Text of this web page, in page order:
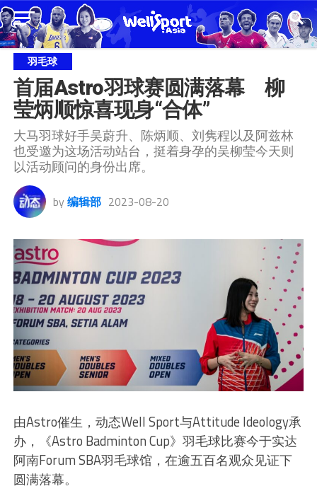
羽毛球
首届Astro羽球赛圆满落幕　柳
莹炳顺惊喜现身“合体”
大马羽球好手吴蔚升、陈炳顺、刘隽程以及阿兹林
也受邀为这场活动站台，挺着身孕的吴柳莹今天则
以活动顾问的身份出席。
by 编辑部 2023-08-20
由Astro催生，动态Well Sport与Attitude Ideology承
办，《Astro Badminton Cup》羽毛球比赛今于实达
阿南Forum SBA羽毛球馆，在逾五百名观众见证下
圆满落幕。